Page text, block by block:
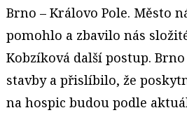
Brno – Královo Pole. Město
pomohlo a zbavilo nás
Kobzíková další postup.
stavby a přislíbilo, že
na hospic budou podle